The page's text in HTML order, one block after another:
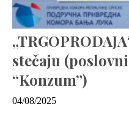
stečaju
“Konzum”)
04/08/2025